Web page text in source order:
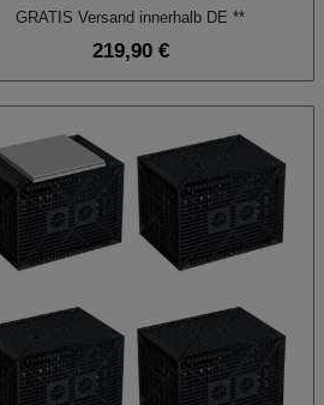
GRATIS Versand innerhalb DE **
219,90 €